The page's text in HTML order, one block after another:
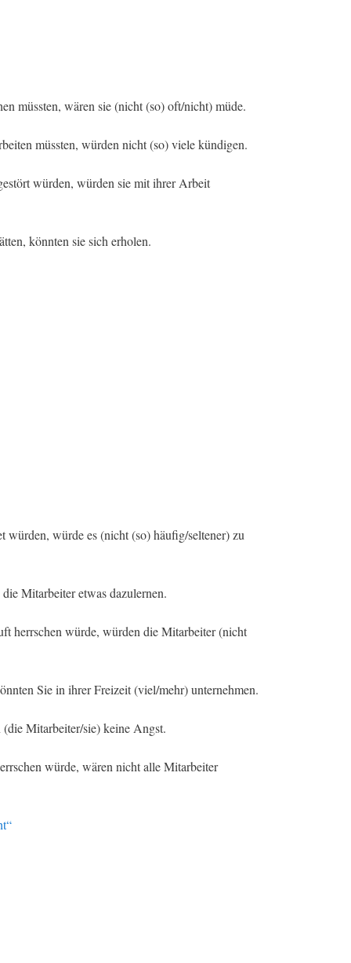
müssten, wären sie (nicht (so) oft/nicht) müde.
müssten, würden nicht (so) viele kündigen.
würden, würden sie mit ihrer Arbeit
könnten sie sich erholen.
würden, würde es (nicht (so) häufig/seltener) zu
Mitarbeiter etwas dazulernen.
herrschen würde, würden die Mitarbeiter (nicht
Sie in ihrer Freizeit (viel/mehr) unternehmen.
Mitarbeiter/sie) keine Angst.
würde, wären nicht alle Mitarbeiter